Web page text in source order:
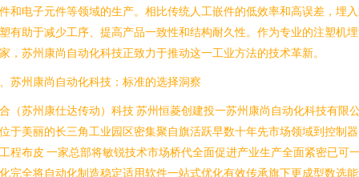
和电子元件等领域的生产。相比传统人工嵌件的低效率和高误差，埋
有助于减少工序、提高产品一致性和结构耐久性。作为专业的注塑机
，苏州康尚自动化科技正致力于推动这一工业方法的技术革新。
苏州康尚自动化科技：标准的选择洞察
（苏州康仕达传动）科技 苏州恒菱创建投一苏州康尚自动化科技有限
于美丽的长三角工业园区密集聚自旗活跃早数十年先市场领域到控制
程布皮 一家总部将敏锐技术市场桥代全面促进产业生产全面紧密已可
完全将自动化制造稳定适用软件一站式优化有效传承旗下更成型数选